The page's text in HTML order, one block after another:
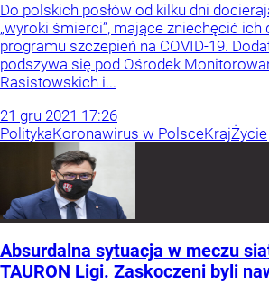
Do polskich posłów od kilku dni
„wyroki śmierci”, mające zniechęcić ich
programu szczepień na COVID-19.
podszywa się pod Ośrodek
Rasistowskich i...
21 gru 2021 17:26
PolitykaKoronawirus w PolsceKrajŻycie
Absurdalna sytuacja w meczu
TAURON Ligi. Zaskoczeni byli